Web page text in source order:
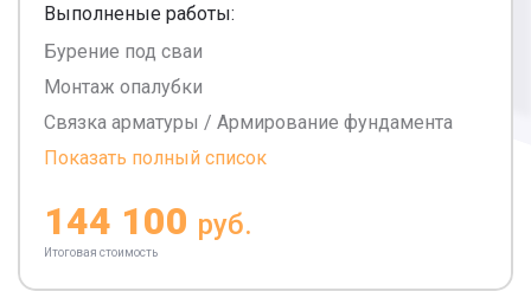
Выполненые работы:
Бурение под сваи
Монтаж опалубки
Связка арматуры / Армирование фундамента
Показать полный список
144 100 руб.
Итоговая стоимость